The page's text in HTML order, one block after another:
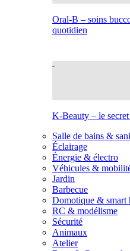
Oral-B – soins
quotidien
K-Beauty – le secret
Salle de bains &
Éclairage
Énergie & électro
Véhicules &
Jardin
Barbecue
Domotique & smart
RC & modélisme
Sécurité
Animaux
Atelier